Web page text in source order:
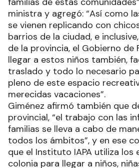
ministra y agregó: “Así como
se vienen replicando con
barrios de la ciudad, e
de la provincia, el Gobierno de
llegar a estos niños también,
traslado y todo lo necesario
pleno de este espacio
merecidas vacaciones”.
Giménez afirmó también que
provincial, “el trabajo con las
familias se lleva a cabo de
todos los ámbitos”, y en ese
que el Instituto IAPA utiliza los
colonia para llegar a niños,